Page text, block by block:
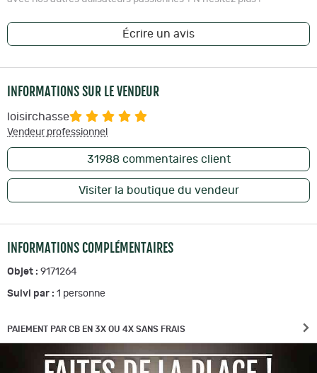
Écrire un avis
INFORMATIONS SUR LE VENDEUR
loisirchasse
Vendeur professionnel
31988commentaires client
Visiter la boutique du vendeur
INFORMATIONS COMPLÉMENTAIRES
Objet : 9171264
Suivi par : 1 personne
PAIEMENT PAR CB EN 3X OU 4X SANS FRAIS